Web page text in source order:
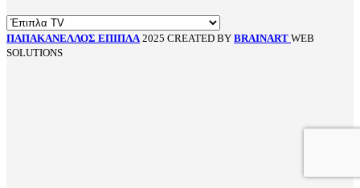
ΠΑΠΑΚΑΝΕΛΛΟΣ ΕΠΙΠΛΑ 2025 CREATED BY BRAINART WEB
SOLUTIONS